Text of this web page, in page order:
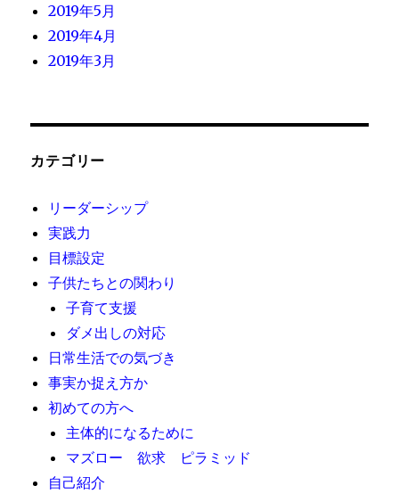
2019年5月
2019年4月
2019年3月
カテゴリー
リーダーシップ
実践力
目標設定
子供たちとの関わり
子育て支援
ダメ出しの対応
日常生活での気づき
事実か捉え方か
初めての方へ
主体的になるために
マズロー 欲求 ピラミッド
自己紹介